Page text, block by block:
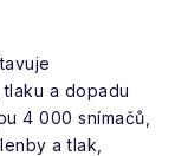
a dopadu
4 000 snímačů,
a tlak,